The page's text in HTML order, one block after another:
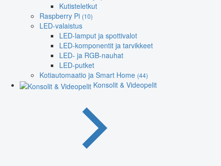
Kutisteletkut
Raspberry Pi (10)
LED-valaistus
LED-lamput ja spottivalot
LED-komponentit ja tarvikkeet
LED- ja RGB-nauhat
LED-putket
Kotiautomaatio ja Smart Home (44)
Konsolit & Videopelit